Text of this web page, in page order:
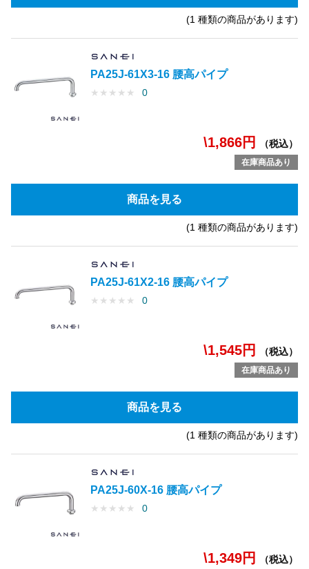
(1 種類の商品があります)
PA25J-61X3-16 腰高パイプ
★ ★ ★ ★ ★ 0
\1,866円 （税込）
在庫商品あり
商品を見る
(1 種類の商品があります)
PA25J-61X2-16 腰高パイプ
★ ★ ★ ★ ★ 0
\1,545円 （税込）
在庫商品あり
商品を見る
(1 種類の商品があります)
PA25J-60X-16 腰高パイプ
★ ★ ★ ★ ★ 0
\1,349円 （税込）